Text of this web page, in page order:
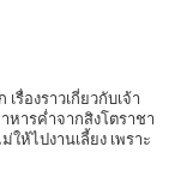
องราวเกี่ยวกับเจ้า
หารค่ำจากสิงโตราชา
ห้ไปงานเลี้ยง เพราะ